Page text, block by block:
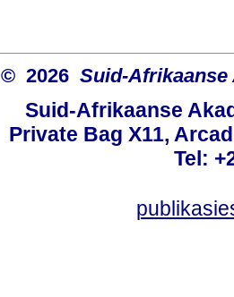
© 2026 Suid-Afrikaanse
Suid-Afrikaanse
Private Bag X11,
Tel: